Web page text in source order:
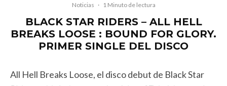
Noticias · 1 Minuto de lectura
BLACK STAR RIDERS – ALL HELL
BREAKS LOOSE : BOUND FOR GLORY.
PRIMER SINGLE DEL DISCO
All Hell Breaks Loose, el disco debut de Black Star